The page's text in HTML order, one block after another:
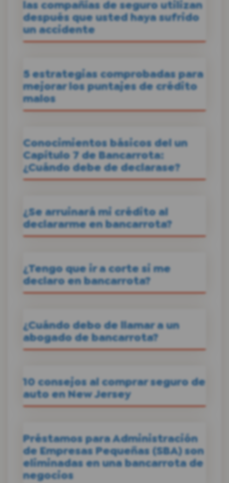
las compañías de seguro utilizan
después que usted haya sufrido
un accidente
5 estrategias comprobadas para
mejorar los puntajes de crédito
malos
Conocimientos básicos del un
Capítulo 7 de Bancarrota:
¿Cuándo debe de declarase?
¿Se arruinará mi crédito al
declararme en bancarrota?
¿Tengo que ir a corte si me
declaro en bancarrota?
¿Cuándo debo de llamar a un
abogado de bancarrota?
10 consejos al comprar seguro de
auto en New Jersey
Préstamos para Administración
de Empresas Pequeñas (SBA) son
eliminadas en una bancarrota de
negocios